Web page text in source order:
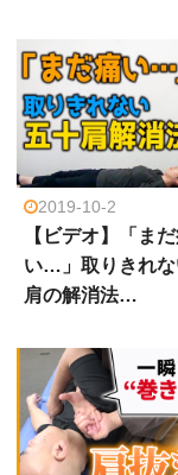
2019-10-2
【ビデオ】「ま
い…」取りきれな
肩の解消法…